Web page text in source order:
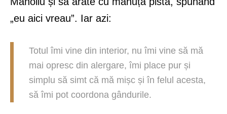
„eu aici vreau”. Iar azi:
Totul îmi vine din interior, nu îmi vine să mă
mai opresc din alergare, îmi place pur și
simplu să simt că mă mișc și în felul acesta,
să îmi pot coordona gândurile.